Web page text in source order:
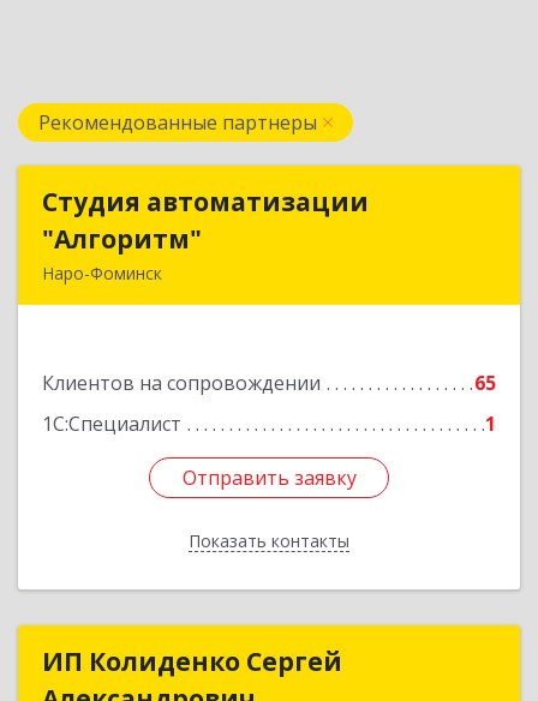
Рекомендованные партнеры
Студия автоматизации
"Алгоритм"
Наро-Фоминск
Клиентов на сопровождении
65
1С:Специалист
1
Отправить заявку
Показать контакты
Студия автоматизации
Подробнее
Отправить заявку
Назад
ИП Колиденко СергейИП Колиденко Сергей